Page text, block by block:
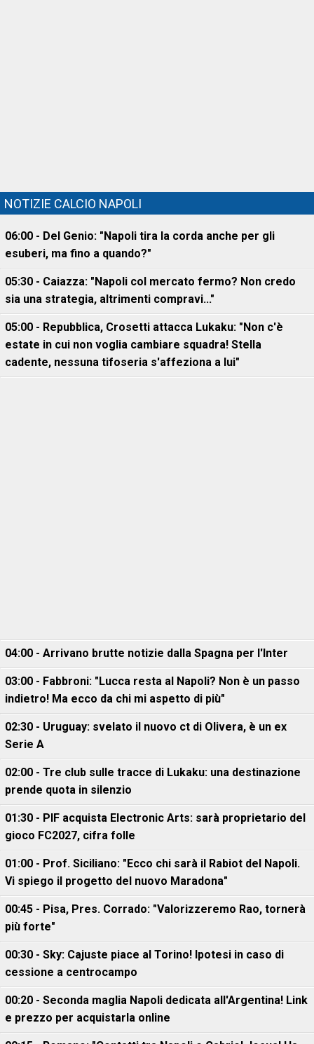
NOTIZIE CALCIO NAPOLI
06:00 - Del Genio: "Napoli tira la corda anche per gli
esuberi, ma fino a quando?"
05:30 - Caiazza: "Napoli col mercato fermo? Non credo
sia una strategia, altrimenti compravi..."
05:00 - Repubblica, Crosetti attacca Lukaku: "Non c'è
estate in cui non voglia cambiare squadra! Stella
cadente, nessuna tifoseria s'affeziona a lui"
04:00 - Arrivano brutte notizie dalla Spagna per l'Inter
03:00 - Fabbroni: "Lucca resta al Napoli? Non è un passo
indietro! Ma ecco da chi mi aspetto di più"
02:30 - Uruguay: svelato il nuovo ct di Olivera, è un ex
Serie A
02:00 - Tre club sulle tracce di Lukaku: una destinazione
prende quota in silenzio
01:30 - PIF acquista Electronic Arts: sarà proprietario del
gioco FC2027, cifra folle
01:00 - Prof. Siciliano: "Ecco chi sarà il Rabiot del Napoli.
Vi spiego il progetto del nuovo Maradona"
00:45 - Pisa, Pres. Corrado: "Valorizzeremo Rao, tornerà
più forte"
00:30 - Sky: Cajuste piace al Torino! Ipotesi in caso di
cessione a centrocampo
00:20 - Seconda maglia Napoli dedicata all'Argentina! Link
e prezzo per acquistarla online